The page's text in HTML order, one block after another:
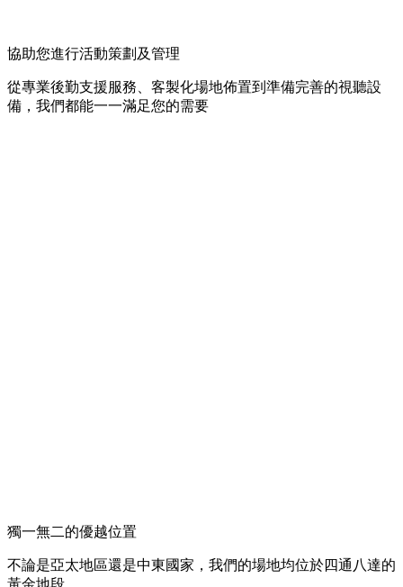
協助您進行活動策劃及管理
從專業後勤支援服務、客製化場地佈置到準備完善的視聽設
備，我們都能一一滿足您的需要
獨一無二的優越位置
不論是亞太地區還是中東國家，我們的場地均位於四通八達的